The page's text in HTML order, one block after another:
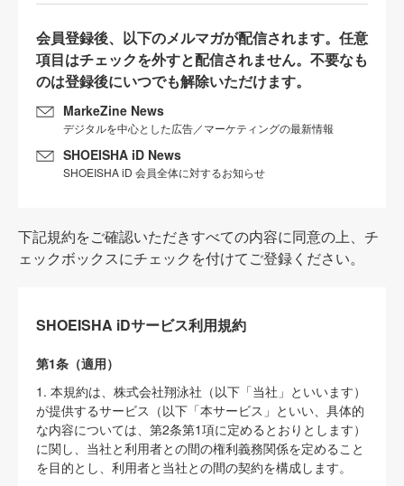
会員登録後、以下のメルマガが配信されます。任意
項目はチェックを外すと配信されません。不要なも
のは登録後にいつでも解除いただけます。
MarkeZine News
デジタルを中心とした広告／マーケティングの最新情報
SHOEISHA iD News
SHOEISHA iD 会員全体に対するお知らせ
下記規約をご確認いただきすべての内容に同意の上、チ
ェックボックスにチェックを付けてご登録ください。
SHOEISHA iDサービス利用規約
第1条（適用）
1. 本規約は、株式会社翔泳社（以下「当社」といいます）
が提供するサービス（以下「本サービス」といい、具体的
な内容については、第2条第1項に定めるとおりとします）
に関し、当社と利用者との間の権利義務関係を定めること
を目的とし、利用者と当社との間の契約を構成します。